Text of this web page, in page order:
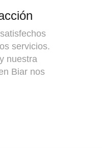
servicios.
nuestra
Biar nos